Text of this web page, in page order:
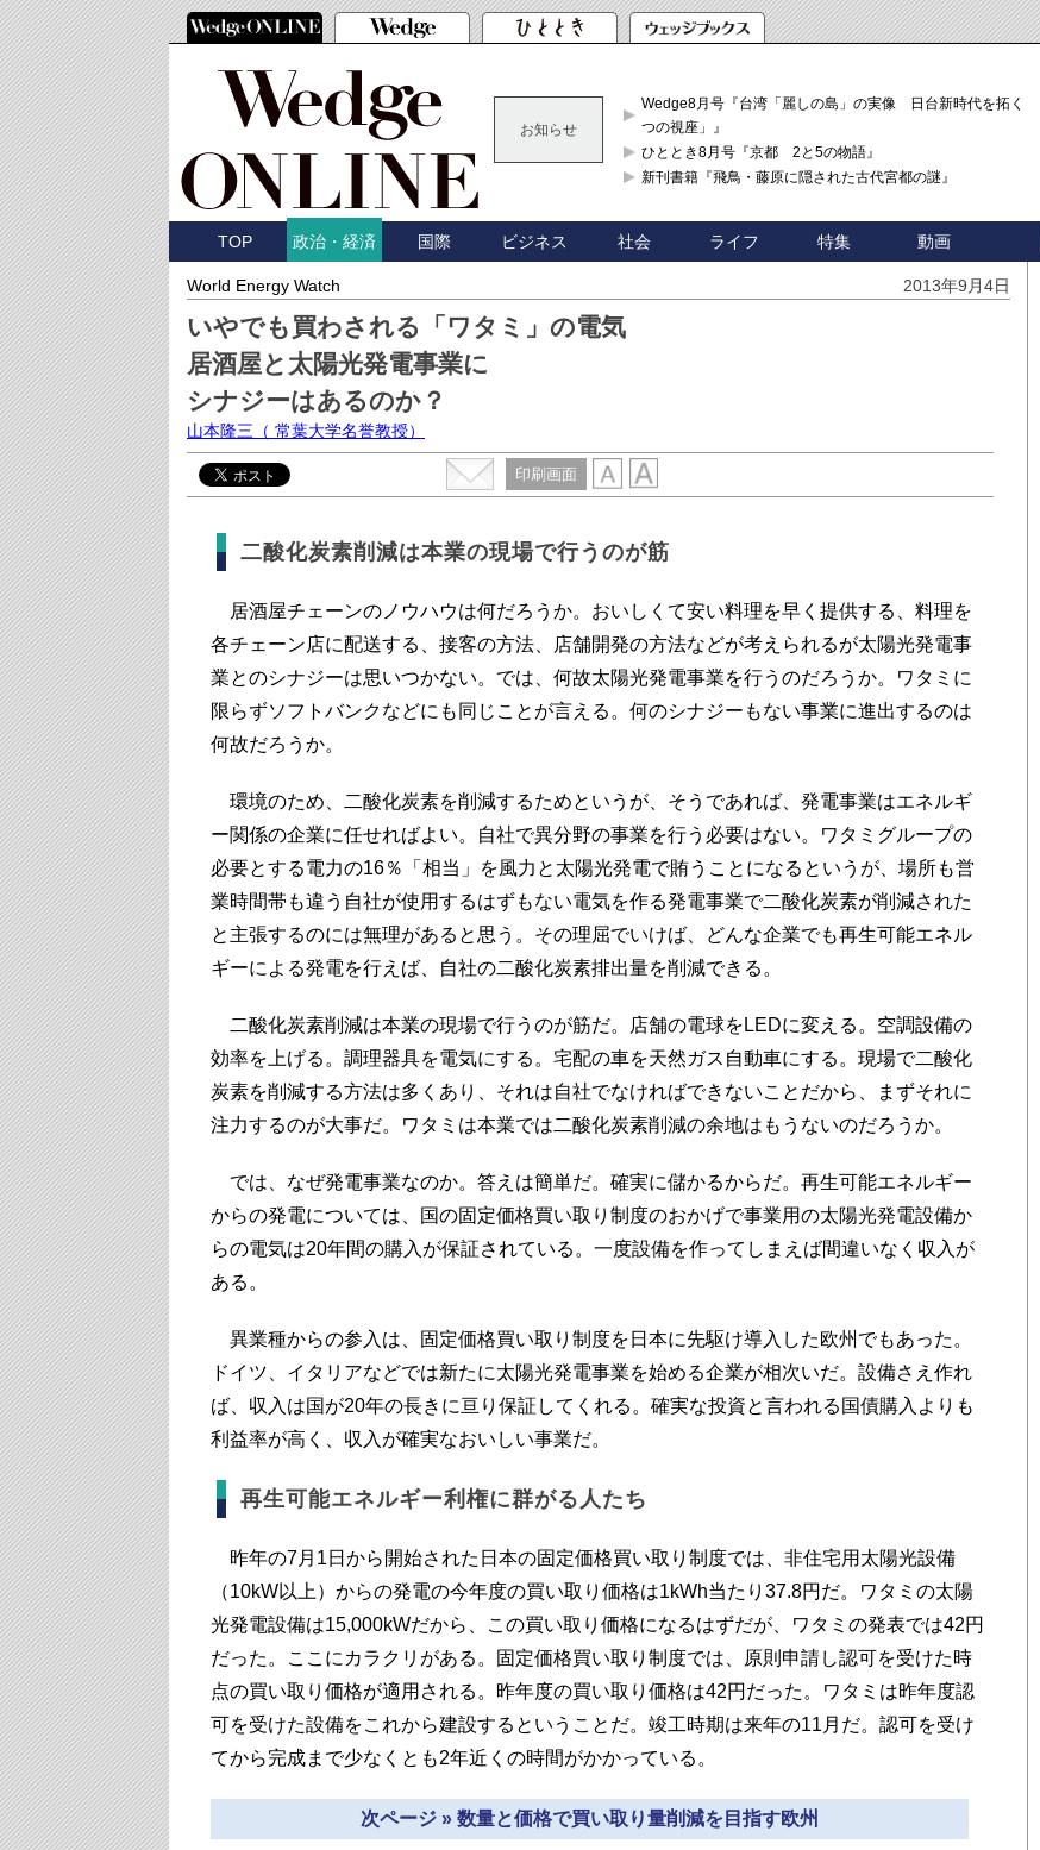
お知らせ
Wedge8月号『台湾「麗しの島」の実像 日台新時代を拓く「3
つの視座」』
ひととき8月号『京都 2と5の物語』
新刊書籍『飛鳥・藤原に隠された古代宮都の謎』
TOP 政治・経済 国際 ビジネス 社会 ライフ 特集 動画
World Energy Watch 2013年9月4日
いやでも買わされる「ワタミ」の電気
居酒屋と太陽光発電事業に
シナジーはあるのか？
山本隆三 （ 常葉大学名誉教授）
印刷画面
二酸化炭素削減は本業の現場で行うのが筋
居酒屋チェーンのノウハウは何だろうか。おいしくて安い料理を早く提供する、料理を
各チェーン店に配送する、接客の方法、店舗開発の方法などが考えられるが太陽光発電事
業とのシナジーは思いつかない。では、何故太陽光発電事業を行うのだろうか。ワタミに
限らずソフトバンクなどにも同じことが言える。何のシナジーもない事業に進出するのは
何故だろうか。
環境のため、二酸化炭素を削減するためというが、そうであれば、発電事業はエネルギ
ー関係の企業に任せればよい。自社で異分野の事業を行う必要はない。ワタミグループの
必要とする電力の16％「相当」を風力と太陽光発電で賄うことになるというが、場所も営
業時間帯も違う自社が使用するはずもない電気を作る発電事業で二酸化炭素が削減された
と主張するのには無理があると思う。その理屈でいけば、どんな企業でも再生可能エネル
ギーによる発電を行えば、自社の二酸化炭素排出量を削減できる。
二酸化炭素削減は本業の現場で行うのが筋だ。店舗の電球をLEDに変える。空調設備の
効率を上げる。調理器具を電気にする。宅配の車を天然ガス自動車にする。現場で二酸化
炭素を削減する方法は多くあり、それは自社でなければできないことだから、まずそれに
注力するのが大事だ。ワタミは本業では二酸化炭素削減の余地はもうないのだろうか。
では、なぜ発電事業なのか。答えは簡単だ。確実に儲かるからだ。再生可能エネルギー
からの発電については、国の固定価格買い取り制度のおかげで事業用の太陽光発電設備か
らの電気は20年間の購入が保証されている。一度設備を作ってしまえば間違いなく収入が
ある。
異業種からの参入は、固定価格買い取り制度を日本に先駆け導入した欧州でもあった。
ドイツ、イタリアなどでは新たに太陽光発電事業を始める企業が相次いだ。設備さえ作れ
ば、収入は国が20年の長きに亘り保証してくれる。確実な投資と言われる国債購入よりも
利益率が高く、収入が確実なおいしい事業だ。
再生可能エネルギー利権に群がる人たち
昨年の7月1日から開始された日本の固定価格買い取り制度では、非住宅用太陽光設備
（10kW以上）からの発電の今年度の買い取り価格は1kWh当たり37.8円だ。ワタミの太陽
光発電設備は15,000kWだから、この買い取り価格になるはずだが、ワタミの発表では42円
だった。ここにカラクリがある。固定価格買い取り制度では、原則申請し認可を受けた時
点の買い取り価格が適用される。昨年度の買い取り価格は42円だった。ワタミは昨年度認
可を受けた設備をこれから建設するということだ。竣工時期は来年の11月だ。認可を受け
てから完成まで少なくとも2年近くの時間がかかっている。
次ページ » 数量と価格で買い取り量削減を目指す欧州